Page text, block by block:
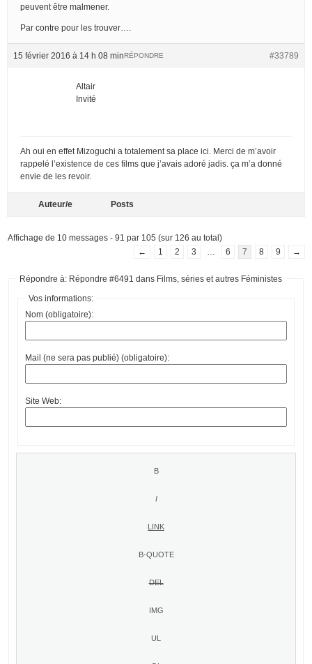
peuvent être malmener.
Par contre pour les trouver….
15 février 2016 à 14 h 08 min #33789
RÉPONDRE
Altair
Invité
Ah oui en effet Mizoguchi a totalement sa place ici. Merci de m’avoir
rappelé l’existence de ces films que j’avais adoré jadis. ça m’a donné
envie de les revoir.
Auteur/e Posts
Affichage de 10 messages - 91 par 105 (sur 126 au total)
←
1 2 3 6 7 8 9 →
Répondre à: Répondre #6491 dans Films, séries et autres Féministes
Vos informations:
Nom (obligatoire):
Mail (ne sera pas publié) (obligatoire):
Site Web: